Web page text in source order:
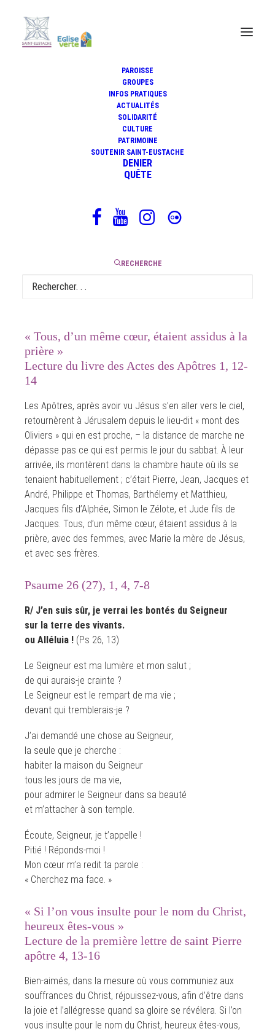
PAROISSE
GROUPES
INFOS PRATIQUES
ACTUALITÉS
SOLIDARITÉ
CULTURE
PATRIMOINE
SOUTENIR SAINT-EUSTACHE
DENIER
QUÊTE
RECHERCHE
Homélie de Patrice Cavelier, 24
mai 2020
24 mai 2020
« Tous, d’un même cœur, étaient assidus à la
prière »
Lecture du livre des Actes des Apôtres 1, 12-
14
Les Apôtres, après avoir vu Jésus s’en aller vers le ciel,
retournèrent à Jérusalem depuis le lieu-dit « mont des
Oliviers » qui en est proche, – la distance de marche ne
dépasse pas ce qui est permis le jour du sabbat. À leur
arrivée, ils montèrent dans la chambre haute où ils se
tenaient habituellement ; c’était Pierre, Jean, Jacques et
André, Philippe et Thomas, Barthélemy et Matthieu,
Jacques fils d’Alphée, Simon le Zélote, et Jude fils de
Jacques. Tous, d’un même cœur, étaient assidus à la
prière, avec des femmes, avec Marie la mère de Jésus,
et avec ses frères.
Psaume 26 (27), 1, 4, 7-8
R/ J’en suis sûr, je verrai les bontés du Seigneur
sur la terre des vivants.
ou Alléluia ! (Ps 26, 13)
Le Seigneur est ma lumière et mon salut ;
de qui aurais-je crainte ?
Le Seigneur est le rempart de ma vie ;
devant qui tremblerais-je ?
J’ai demandé une chose au Seigneur,
la seule que je cherche :
habiter la maison du Seigneur
tous les jours de ma vie,
pour admirer le Seigneur dans sa beauté
et m’attacher à son temple.
Écoute, Seigneur, je t’appelle !
Pitié ! Réponds-moi !
Mon cœur m’a redit ta parole :
« Cherchez ma face. »
« Si l’on vous insulte pour le nom du Christ,
heureux êtes-vous »
Lecture de la première lettre de saint Pierre
apôtre 4, 13-16
Bien-aimés, dans la mesure où vous communiez aux
souffrances du Christ, réjouissez-vous, afin d’être dans
la joie et l’allégresse quand sa gloire se révélera. Si l’on
vous insulte pour le nom du Christ, heureux êtes-vous,